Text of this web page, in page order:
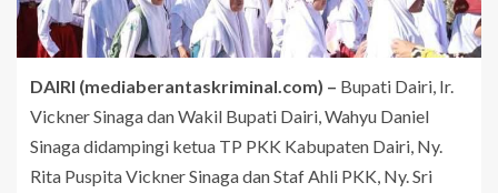
DAIRI (mediaberantaskriminal.com) – Bupati Dairi, Ir.
Vickner Sinaga dan Wakil Bupati Dairi, Wahyu Daniel
Sinaga didampingi ketua TP PKK Kabupaten Dairi, Ny.
Rita Puspita Vickner Sinaga dan Staf Ahli PKK, Ny. Sri